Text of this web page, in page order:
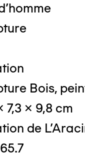
Bois,
7,3 x 9,8 cm
de